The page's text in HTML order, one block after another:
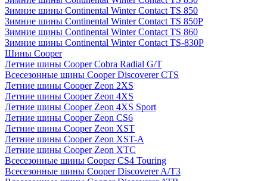
Зимние шины Continental Winter Contact TS 850
Зимние шины Continental Winter Contact TS 850P
Зимние шины Continental Winter Contact TS 860
Зимние шины Continental Winter Contact TS-830P
Шины Cooper
Летние шины Cooper Cobra Radial G/T
Всесезонные шины Cooper Discoverer CTS
Летние шины Cooper Zeon 2XS
Летние шины Cooper Zeon 4XS
Летние шины Cooper Zeon 4XS Sport
Летние шины Cooper Zeon CS6
Летние шины Cooper Zeon XST
Летние шины Cooper Zeon XST-A
Летние шины Cooper Zeon XTC
Всесезонные шины Cooper CS4 Touring
Всесезонные шины Cooper Discoverer A/T3